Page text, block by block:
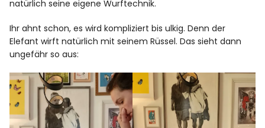
natürlich seine eigene Wurftechnik.
Ihr ahnt schon, es wird kompliziert bis ulkig. Denn der
Elefant wirft natürlich mit seinem Rüssel. Das sieht dann
ungefähr so aus: